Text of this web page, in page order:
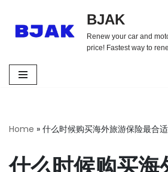
Skip
BJAK
Renew your car and
price! Fastest way to
Home » 什么时候购买海外旅游保险最合